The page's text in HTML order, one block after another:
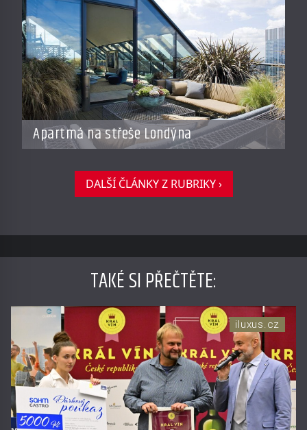
Apartmá na střeše Londýna
DALŠÍ ČLÁNKY Z RUBRIKY ›
TAKÉ SI PŘEČTĚTE:
iluxus.cz